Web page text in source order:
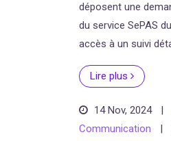
déposent une
du service SePAS
accès à un suivi
Lire plus
14 Nov, 2024 |
Communication
|